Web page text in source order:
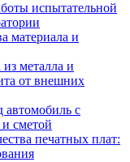
испытательной
материала и
металла и
от внешних
автомобиль с
сметой
печатных плат: